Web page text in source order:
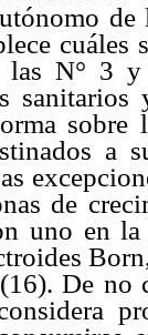
de
cuáles
las N° 3
sobre
a
de
uno en
De no